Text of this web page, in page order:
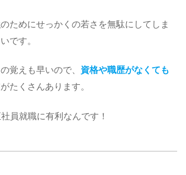
ためにせっかくの若さを無駄にしてしま
です。
覚えも早いので、 資格や職歴がなくても
たくさんあります。
員就職に有利なんです！